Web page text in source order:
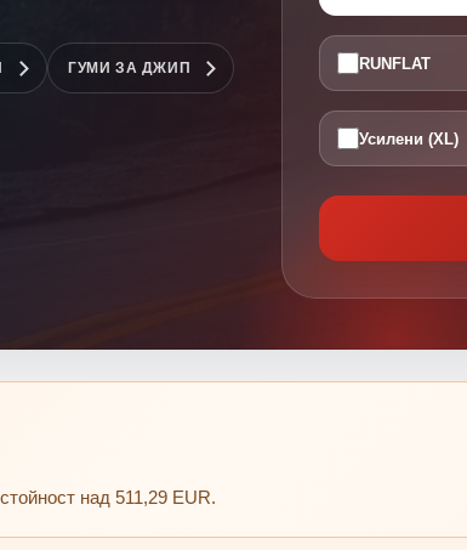
ГУМИ ЗА ДЖИП RUNFLAT
Усилени (XL)
над 511,29 EUR.